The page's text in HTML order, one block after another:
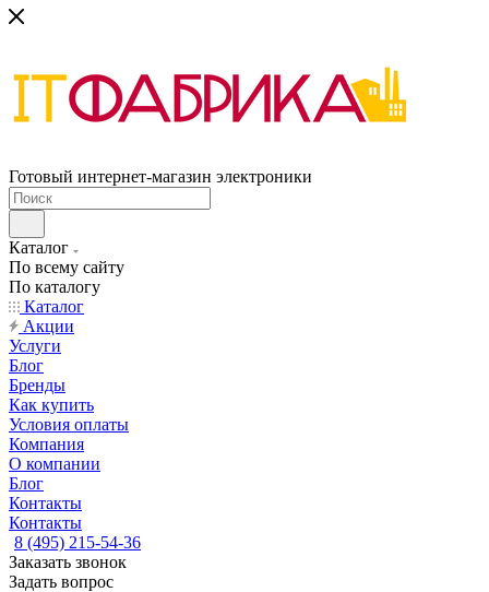
Готовый интернет-магазин электроники
Каталог
По всему сайту
По каталогу
Каталог
Акции
Услуги
Блог
Бренды
Как купить
Условия оплаты
Компания
О компании
Блог
Контакты
Контакты
8 (495) 215-54-36
Заказать звонок
Задать вопрос